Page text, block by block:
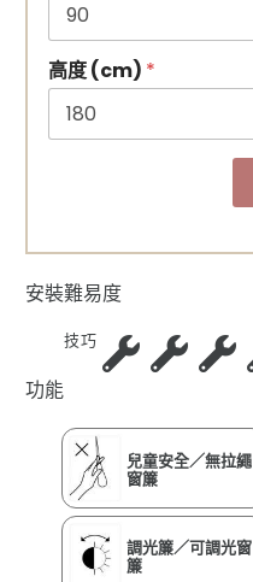
高度 (cm) *
安裝難易度
技巧
功能
兒童安全／無拉繩
窗簾
調光簾／可調光窗
簾